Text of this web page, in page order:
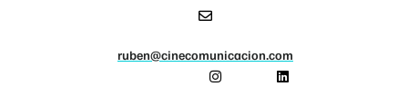
ruben@cinecomunicacion.com